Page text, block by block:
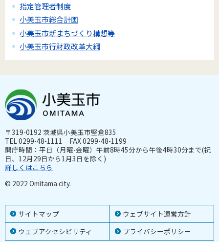
指定管理者制度
小美玉市総合計画
小美玉市新まちづくり構想等
小美玉市行財政改革大綱
サイトマップ
ウェブサイト運営方針
ウェブアクセシビリティ
プライバシーポリシー
〒319-0192 茨城県小美玉市堅倉835
TEL 0299-48-1111 FAX 0299-48-1199
開庁時間：平日（月曜-金曜）午前8時45分から午後4時30分まで(祝
日、12月29日から1月3日を除く)
詳しくはこちら
© 2022 Omitama city.